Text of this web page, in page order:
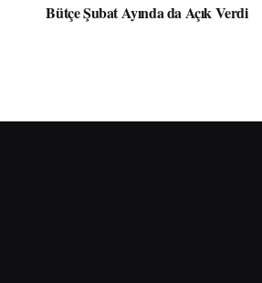
Bütçe Şubat Ayında da Açık Verdi